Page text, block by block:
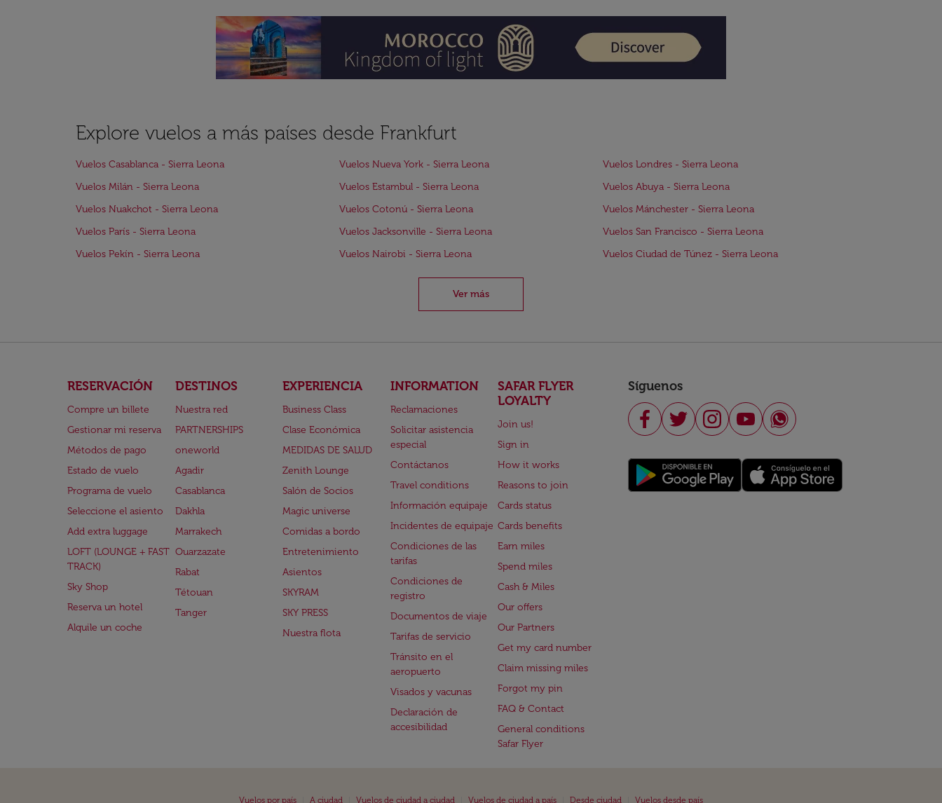
Explore vuelos a más países desde Frankfurt
Vuelos Casablanca - Sierra Leona Vuelos Nueva York - Sierra Leona
Vuelos Londres - Sierra Leona
Vuelos Milán - Sierra Leona
Vuelos Estambul - Sierra Leona
Vuelos Abuya - Sierra Leona
Vuelos Nuakchot - Sierra Leona
Vuelos Cotonú - Sierra Leona
Vuelos Mánchester - Sierra Leona
Vuelos París - Sierra Leona
Vuelos Jacksonville - Sierra Leona
Vuelos San Francisco - Sierra Leona
Vuelos Pekín - Sierra Leona
Vuelos Nairobi - Sierra Leona Vuelos Ciudad de Túnez - Sierra Leona
Ver más
RESERVACIÓN
Compre un billete
Gestionar mi reserva
Métodos de pago
Estado de vuelo
Programa de vuelo
Seleccione el asiento
Add extra luggage
LOFT (LOUNGE + FAST
TRACK)
Sky Shop
Reserva un hotel
Alquile un coche
DESTINOS
Nuestra red
PARTNERSHIPS
oneworld
Agadir
Casablanca
Dakhla
Marrakech
Ouarzazate
Rabat
Tétouan
Tanger
EXPERIENCIA
Business Class
Clase Económica
MEDIDAS DE SALUD
Zenith Lounge
Salón de Socios
Magic universe
Comidas a bordo
Entretenimiento
Asientos
SKYRAM
SKY PRESS
Nuestra flota
INFORMATION
Reclamaciones
Solicitar asistencia
especial
Contáctanos
Travel conditions
Información equipaje
Incidentes de equipaje
Condiciones de las
tarifas
Condiciones de
registro
Documentos de viaje
Tarifas de servicio
Tránsito en el
aeropuerto
Visados y vacunas
Declaración de
accesibilidad
SAFAR FLYER
LOYALTY
Join us!
Sign in
How it works
Reasons to join
Cards status
Cards benefits
Earn miles
Spend miles
Cash & Miles
Our offers
Our Partners
Get my card number
Claim missing miles
Forgot my pin
FAQ & Contact
General conditions
Safar Flyer
Síguenos
Vuelos por país A ciudad Vuelos de ciudad a ciudad Vuelos de ciudad a país Desde ciudad Vuelos desde país